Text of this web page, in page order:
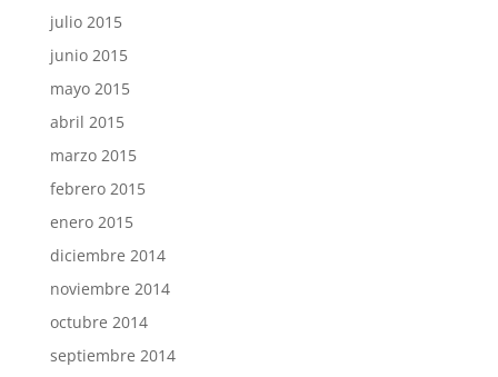
julio 2015
junio 2015
mayo 2015
abril 2015
marzo 2015
febrero 2015
enero 2015
diciembre 2014
noviembre 2014
octubre 2014
septiembre 2014